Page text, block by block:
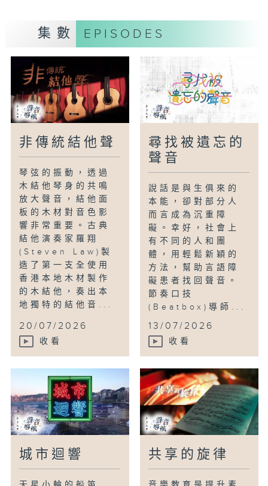
Kawa則以竹笛與原聲樂器為媒介，在山林
間「循聲漫步」，將大自然的聲景與音樂交
參加者止語聆聽、放鬆身心，讓聲音化作療
癒的橋樑。
從山林到城市，從個人聆聽到集體共振，兩
人以不同方式印證同一真理：聲音從未離開
我們，它能安撫情緒、連結社群，更能幫助
我們在石屎森林中，重新找回生活的重心與
集數 EPISODES
非傳統結他聲
琴弦的振動，透過
木結他琴身的共鳴
放大聲音，結他面
板的木材對音色影
響非常重要。古典
結他演奏家羅翔
(Steven Law)製
造了第一支全使用
香港本地木材製作
的木結他，奏出本
地獨特的結他音...
20/07/2026
收看
尋找被遺忘的
聲音
說話是與生俱來的
本能，卻對部分人
而言成為沉重障
礙。幸好，社會上
有不同的人和團
體，用輕鬆新穎的
方法，幫助言語障
礙患者找回聲音。
節奏口技
(Beatbox)導師...
13/07/2026
收看
城市迴響 共享的旋律